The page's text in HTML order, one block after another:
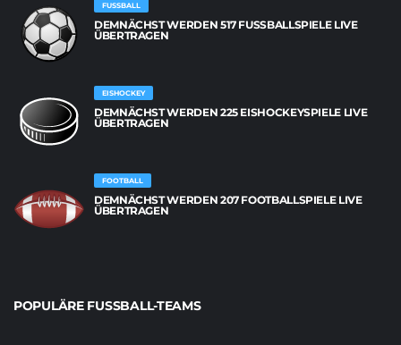
FUSSBALL
DEMNÄCHST WERDEN 517 FUSSBALLSPIELE LIVE Ü
BERTRAGEN
EISHOCKEY
DEMNÄCHST WERDEN 225 EISHOCKEYSPIELE LIVE
ÜBERTRAGEN
FOOTBALL
DEMNÄCHST WERDEN 207 FOOTBALLSPIELE LIVE
ÜBERTRAGEN
POPULÄRE FUSSBALL-TEAMS